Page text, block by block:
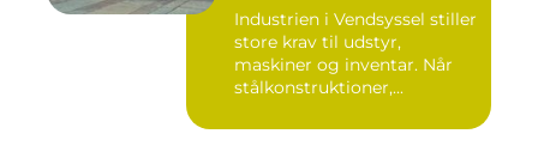
Industrien i Vendsyssel stiller
store krav til udstyr,
maskiner og inventar. Når
stålkonstruktioner,...